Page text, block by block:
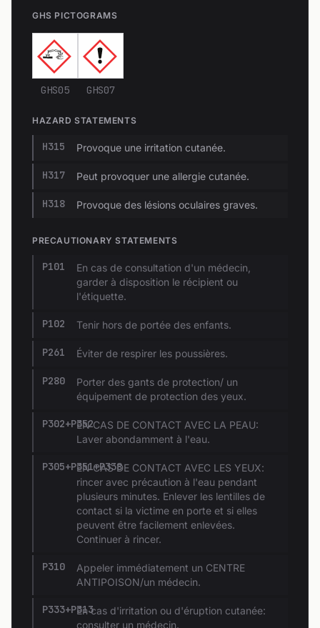
GHS PICTOGRAMS
GHS05 GHS07
HAZARD STATEMENTS
H315 Provoque une irritation cutanée.
H317 Peut provoquer une allergie cutanée.
H318 Provoque des lésions oculaires graves.
PRECAUTIONARY STATEMENTS
P101
En cas de consultation d'un médecin,
garder à disposition le récipient ou
l'étiquette.
P102 Tenir hors de portée des enfants.
P261 Éviter de respirer les poussières.
P280
Porter des gants de protection/ un
équipement de protection des yeux.
P302+P352EN CAS DE CONTACT AVEC LA PEAU:
Laver abondamment à l'eau.
P305+P351+P338
EN CAS DE CONTACT AVEC LES YEUX:
rincer avec précaution à l'eau pendant
plusieurs minutes. Enlever les lentilles de
contact si la victime en porte et si elles
peuvent être facilement enlevées.
Continuer à rincer.
P310
Appeler immédiatement un CENTRE
ANTIPOISON/un médecin.
P333+P313En cas d'irritation ou d'éruption cutanée:
consulter un médecin.